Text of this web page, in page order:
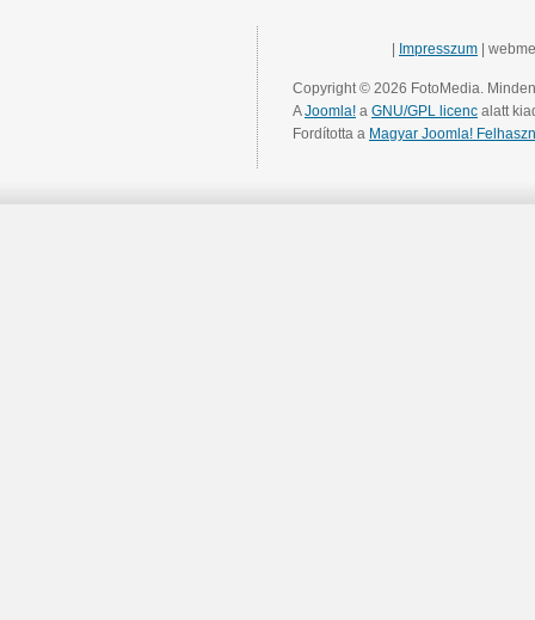
Impresszum |
Copyright © 2026 FotoMedia.
AJoomla! a GNU/GPL licenc alatt
Fordította a Magyar Joomla!